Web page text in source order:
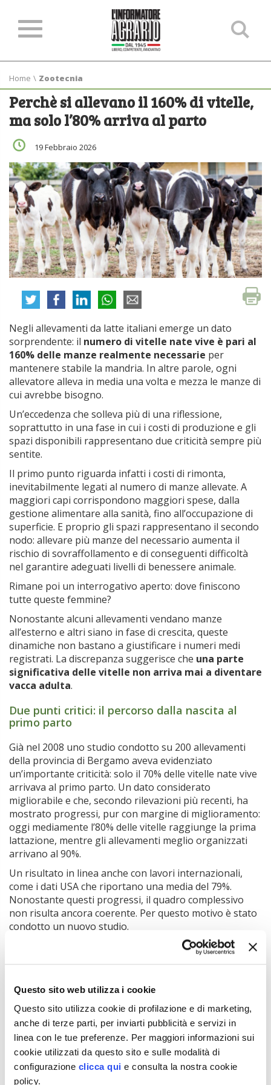
Questo sito web utilizza i cookie
Questo sito utilizza cookie di profilazione e di marketing,
anche di terze parti, per inviarti pubblicità e servizi in
linea con le tue preferenze. Per maggiori informazioni sui
cookie utilizzati da questo sito e sulle modalità di
configurazione clicca qui e consulta la nostra cookie
policy.
Home \ Zootecnia
Perchè si allevano il 160% di vitelle,
ma solo l’80% arriva al parto
19 Febbraio 2026
Negli allevamenti da latte italiani emerge un dato
sorprendente: il numero di vitelle nate vive è pari al
160% delle manze realmente necessarie per
mantenere stabile la mandria. In altre parole, ogni
allevatore alleva in media una volta e mezza le manze di
cui avrebbe bisogno.
Un’eccedenza che solleva più di una riflessione,
soprattutto in una fase in cui i costi di produzione e gli
spazi disponibili rappresentano due criticità sempre più
sentite.
Il primo punto riguarda infatti i costi di rimonta,
inevitabilmente legati al numero di manze allevate. A
maggiori capi corrispondono maggiori spese, dalla
gestione alimentare alla sanità, fino all’occupazione di
superficie. E proprio gli spazi rappresentano il secondo
nodo: allevare più manze del necessario aumenta il
rischio di sovraffollamento e di conseguenti difficoltà
nel garantire adeguati livelli di benessere animale.
Rimane poi un interrogativo aperto: dove finiscono
tutte queste femmine?
Nonostante alcuni allevamenti vendano manze
all’esterno e altri siano in fase di crescita, queste
dinamiche non bastano a giustificare i numeri medi
registrati. La discrepanza suggerisce che una parte
significativa delle vitelle non arriva mai a diventare
vacca adulta.
Due punti critici: il percorso dalla nascita al
primo parto
Già nel 2008 uno studio condotto su 200 allevamenti
della provincia di Bergamo aveva evidenziato
un’importante criticità: solo il 70% delle vitelle nate vive
arrivava al primo parto. Un dato considerato
migliorabile e che, secondo rilevazioni più recenti, ha
mostrato progressi, pur con margine di miglioramento:
oggi mediamente l’80% delle vitelle raggiunge la prima
lattazione, mentre gli allevamenti meglio organizzati
arrivano al 90%.
Un risultato in linea anche con lavori internazionali,
come i dati USA che riportano una media del 79%.
Nonostante questi progressi, il quadro complessivo
non risulta ancora coerente. Per questo motivo è stato
condotto un nuovo studio.
Il nuovo studio: dati sorprendenti da 50 grandi
allevamenti
L’analisi ha preso in esame 50 archivi aziendali di
media di 500 vacche adulte (da un minimo di 200 a un
massimo di 1.200). Grazie all’elaborazione effettuata
con Dairy Comp, sono stati rilevati:
il numero di parti delle primipare nell’ultimo
anno;